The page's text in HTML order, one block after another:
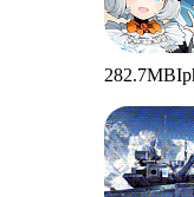
282.7MB